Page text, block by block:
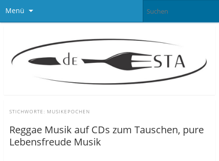
Menü
STICHWORTE: MUSIKEPOCHEN
Reggae Musik auf CDs zum Tauschen, pure
Lebensfreude Musik